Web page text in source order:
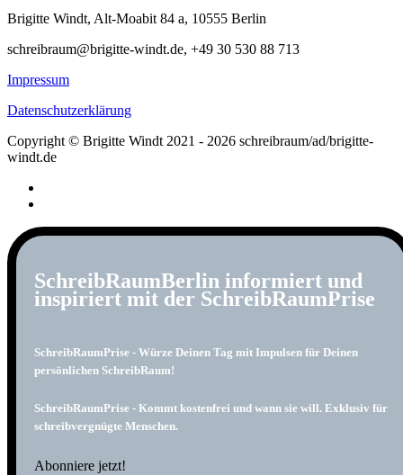
Brigitte Windt, Alt-Moabit 84 a, 10555 Berlin
schreibraum@brigitte-windt.de, +49 30 530 88 713
Impressum
Datenschutzerklärung
Copyright © Brigitte Windt 2021 - 2026 schreibraum/ad/brigitte-
windt.de
SchreibRaumBerlin informiert und
inspiriert mit der SchreibRaumPrise
SchreibRaumPrise - Würze Deinen Tag mit Impulsen für Deinen
persönlichen SchreibRaum!
SchreibRaumPrise - Kommt kostenfrei und wann sie will. Exklusiv für
schreibvergnügte Menschen.
Abonniere jetzt!